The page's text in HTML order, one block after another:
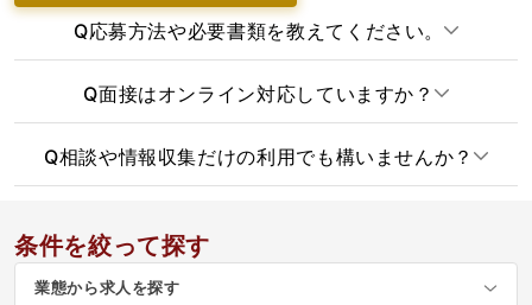
Q応募方法や必要書類を教えてください。
Q面接はオンライン対応していますか？
Q相談や情報収集だけの利用でも構いませんか？
条件を絞って探す
業態から求人を探す